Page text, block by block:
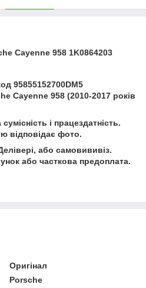
Cayenne 958 1K0864203
95855152700DM5
Cayenne 958 (2010-2017 років
і працездатність.
відповідає фото.
або самовививіз.
або часткова предоплата.
Оригінал
Porsche